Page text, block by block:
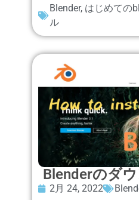
Blender, はじめての
ル
Blenderのダ
2月 24, 2022